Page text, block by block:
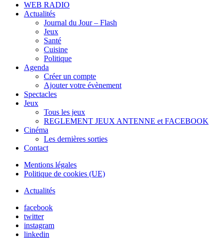
WEB RADIO
Actualités
Journal du Jour – Flash
Jeux
Santé
Cuisine
Politique
Agenda
Créer un compte
Ajouter votre évènement
Spectacles
Jeux
Tous les jeux
REGLEMENT JEUX ANTENNE et FACEBOOK
Cinéma
Les dernières sorties
Contact
Mentions légales
Politique de cookies (UE)
Actualités
facebook
twitter
instagram
linkedin